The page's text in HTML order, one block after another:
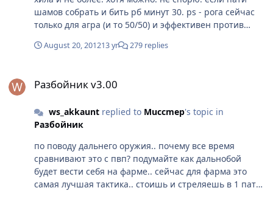
шамов собрать и бить рб минут 30. ps - рога сейчас
только для агра (и то 50/50) и эффективен против
дружественными классами. это бред. тем более в
August 20, 201213 yr 279 replies
Разбойник v3.00
ws_akkauntreplied to Muccmep's topic in
Разбойник
по поводу дальнего оружия.. почему все время
сравнивают это с пвп? подумайте как дальнобой
будет вести себя на фарме.. сейчас для фарма это
самая лучшая тактика.. стоишь и стреляешь в 1 пати